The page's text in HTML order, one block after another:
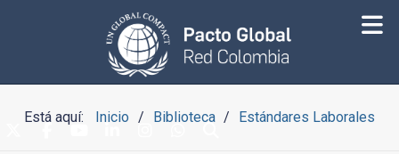
Está aquí: Inicio Biblioteca Estándares Laborales